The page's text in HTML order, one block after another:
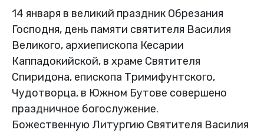
14 января в великий праздник Обрезания
Господня, день памяти святителя Василия
Великого, архиепископа Кесарии
Каппадокийской, в храме Святителя
Спиридона, епископа Тримифунтского,
Чудотворца, в Южном Бутове совершено
праздничное богослужение.
Божественную Литургию Святителя Василия